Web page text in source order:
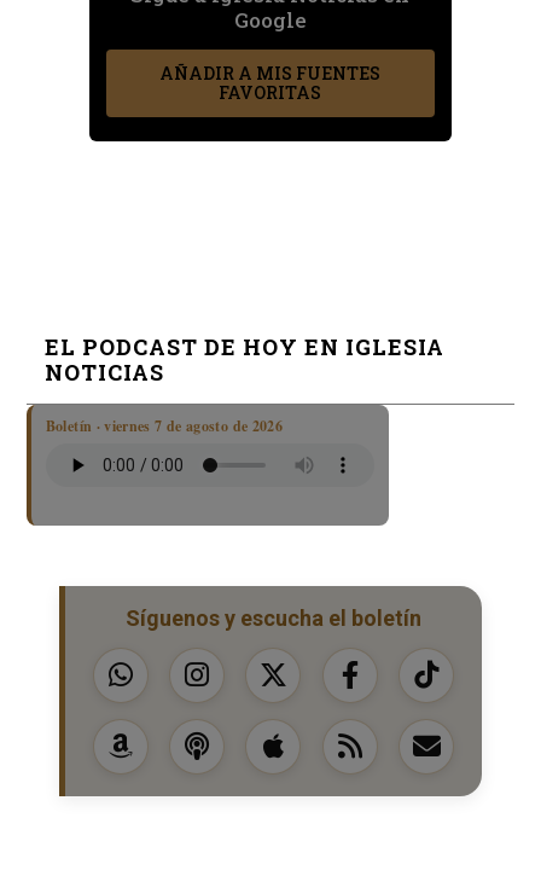
Google
AÑADIR A MIS FUENTES
FAVORITAS
EL PODCAST DE HOY EN IGLESIA
NOTICIAS
Boletín · viernes 7 de agosto de 2026
Síguenos y escucha el boletín